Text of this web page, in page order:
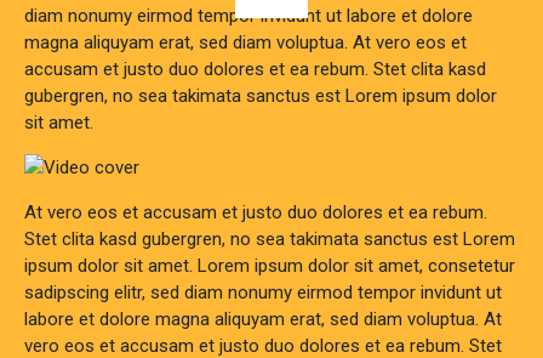
diam nonumy eirmod tempor invidunt ut labore et dolore
magna aliquyam erat, sed diam voluptua. At vero eos et
accusam et justo duo dolores et ea rebum. Stet clita kasd
gubergren, no sea takimata sanctus est Lorem ipsum dolor
sit amet.
At vero eos et accusam et justo duo dolores et ea rebum.
Stet clita kasd gubergren, no sea takimata sanctus est Lorem
ipsum dolor sit amet. Lorem ipsum dolor sit amet, consetetur
sadipscing elitr, sed diam nonumy eirmod tempor invidunt ut
labore et dolore magna aliquyam erat, sed diam voluptua. At
vero eos et accusam et justo duo dolores et ea rebum. Stet